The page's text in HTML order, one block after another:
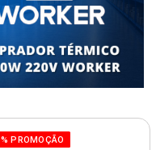
% PROMOÇÃO